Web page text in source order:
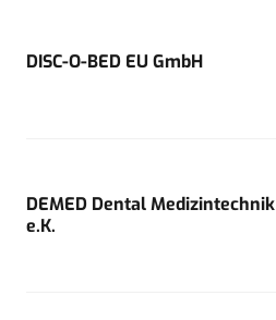
DISC-O-BED EU GmbH
DEMED Dental Medizintechnik
e.K.